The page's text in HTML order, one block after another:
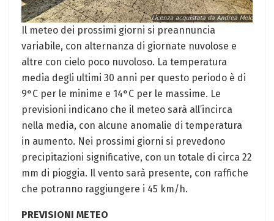
Il meteo dei prossimi giorni si preannuncia
variabile, con alternanza di giornate nuvolose e
altre con cielo poco nuvoloso. La temperatura
media degli ultimi 30 anni per questo periodo è di
9°C per le minime e 14°C per le massime. Le
previsioni indicano che il meteo sarà all’incirca
nella media, con alcune anomalie di temperatura
in aumento. Nei prossimi giorni si prevedono
precipitazioni significative, con un totale di circa 22
mm di pioggia. Il vento sarà presente, con raffiche
che potranno raggiungere i 45 km/h.
PREVISIONI METEO